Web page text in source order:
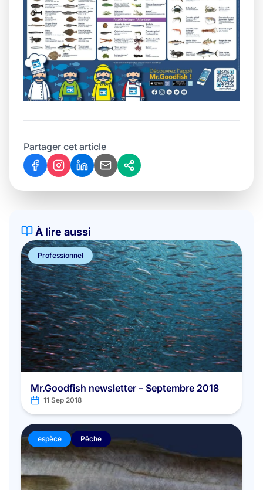
Partager cet article
À lire aussi
Professionnel
Mr.Goodfish newsletter – Septembre 2018
11 Sep 2018
espèce Pêche